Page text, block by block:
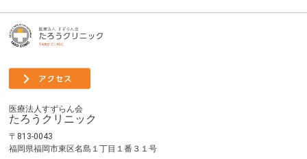
医療法人すずらん会
たろうクリニック
〒813-0043
福岡県福岡市東区名島１丁目１番３１号